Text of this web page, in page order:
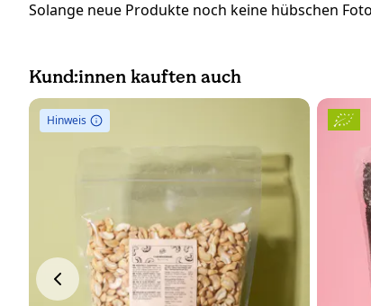
Solange neue Produkte noch keine hübschen
Kund:innen kauften auch
Hinweis